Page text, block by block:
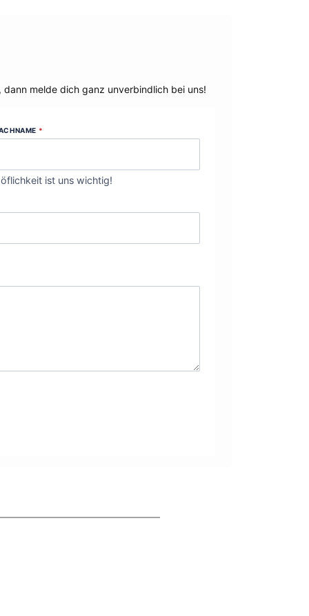
melde dich ganz unverbindlich bei uns!
*
ist uns wichtig!